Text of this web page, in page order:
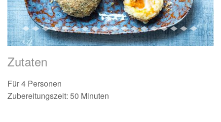
Zutaten
Für 4 Personen
Zubereitungszeit: 50 Minuten